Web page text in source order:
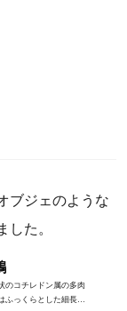
ブジェのような
した。
のコチレドン属の多肉
ふっくらとした細長く